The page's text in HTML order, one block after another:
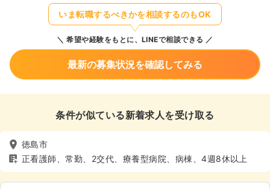
いま転職するべきかを相談するのもOK
希望や経験をもとに、LINEで相談できる
最新の募集状況を確認してみる
条件が似ている新着求人を受け取る
徳島市
正看護師、常勤、2交代、療養型病院、病棟、4週8休以上